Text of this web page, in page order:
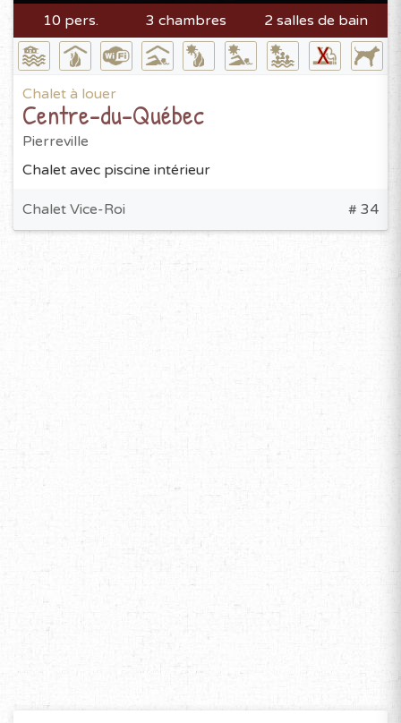
10 pers. 3 chambres 2 salles de bain
Chalet à louer
Centre-du-Québec
Pierreville
Chalet avec piscine intérieur
Chalet Vice-Roi # 34